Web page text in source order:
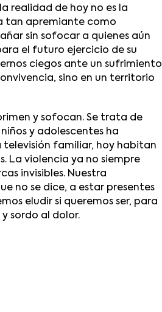
realidad de hoy no es la
tan apremiante como
sin sofocar a quienes aún
el futuro ejercicio de su
ciegos ante un sufrimiento
sino en un territorio
y sofocan. Se trata de
y adolescentes ha
familiar, hoy habitan
La violencia ya no siempre
invisibles. Nuestra
no se dice, a estar presentes
eludir si queremos ser, para
sordo al dolor.